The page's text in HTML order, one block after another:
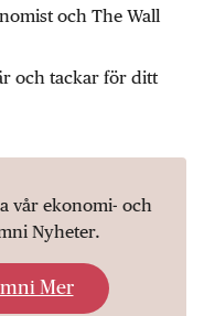
och The Wall
och tackar för ditt
vår ekonomi- och
Nyheter.
Mer